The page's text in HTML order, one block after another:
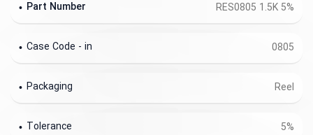
RES0805 1.5K 5%
Part Number
0805
Case Code - in
Reel
Packaging
5%
Tolerance